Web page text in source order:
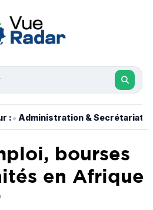
:• Administration & Secrétariat
bourses
en Afrique